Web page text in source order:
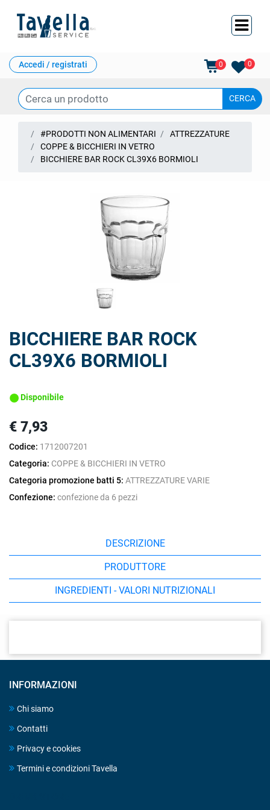
Accedi / registrati 0 0
#PRODOTTI NON ALIMENTARI
ATTREZZATURE
COPPE & BICCHIERI IN VETRO
BICCHIERE BAR ROCK CL39X6 BORMIOLI
BICCHIERE BAR ROCK
CL39X6 BORMIOLI
Disponibile
€ 7,93
Codice: 1712007201
Categoria: COPPE & BICCHIERI IN VETRO
Categoria promozione batti 5: ATTREZZATURE VARIE
Confezione: confezione da 6 pezzi
DESCRIZIONE
PRODUTTORE
INGREDIENTI - VALORI NUTRIZIONALI
INFORMAZIONI
Chi siamo
Contatti
Privacy e cookies
Termini e condizioni Tavella